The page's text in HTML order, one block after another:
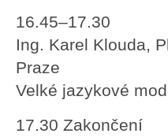
16.45–17.30
Ing. Karel Klouda,
Praze
Velké jazykové
17.30 Zakončení